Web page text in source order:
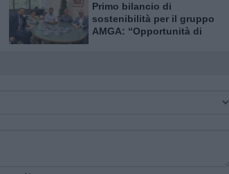
Primo bilancio di
sostenibilità per il gruppo
AMGA: “Opportunità di